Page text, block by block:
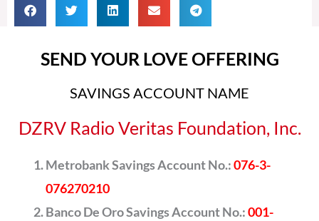
SEND YOUR LOVE OFFERING
SAVINGS ACCOUNT NAME
DZRV Radio Veritas Foundation, Inc.
Metrobank Savings Account No.:076-3-
076270210
Banco De Oro Savings Account No.:001-